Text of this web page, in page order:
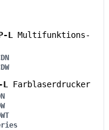
L
Multifunktions-
Farblaserdrucker